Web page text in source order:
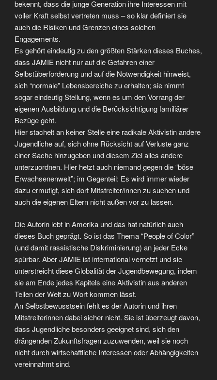
bekennt, dass die junge Generation ihre Interessen mit
voller Kraft selbst vertreten muss – so klar definiert sie
auch die Risiken und Grenzen eines solchen
Engagements.
Es gehört eindeutig zu den größten Stärken dieses Buches,
dass JAMIE nicht nur auf die Gefahren einer
Selbstüberforderung und auf die Notwendigkeit hinweist,
sich “normale” Lebensbereiche zu erhalten; sie nimmt
sogar eindeutig Stellung, wenn es um den Vorrang der
eigenen Ausbildung und die Berücksichtigung familiärer
Bezüge geht.
Hier stachelt an keiner Stelle eine radikale Aktivistin andere
Jugendliche auf, sich ohne Rücksicht auf Verluste ganz
einer Sache hinzugeben und diesem Ziel alles andere
unterzuordnen. Hier hetzt auch niemand gegen die “böse
Erwachsenenwelt”; im Gegenteil: Es wird immer wieder
dazu ermutigt, sich dort Mitstreiter/innen zu suchen und
auch die eigenen Eltern nicht außen vor zu lassen.
Die Autorin lebt in Amerika und das hat natürlich auch
dieses Buch geprägt. So ist das Thema “People of Color”
(und damit rassistische Diskriminierung) an jeder Ecke
spürbar. Aber JAMIE ist international vernetzt und sie
unterstreicht diese Globalität der Jugendbewegung, indem
sie am Ende jedes Kapitels eine Aktivistin aus anderen
Teilen der Welt zu Wort kommen lässt.
An Selbstbewusstsein fehlt es der Autorin und ihren
Mitstreiterinnen dabei sicher nicht. Sie ist überzeugt davon,
dass Jugendliche besonders geeignet sind, sich den
drängenden Zukunftsfragen zuzuwenden, weil sie noch
nicht durch wirtschaftliche Interessen oder Abhängigkeiten
vereinnahmt sind.